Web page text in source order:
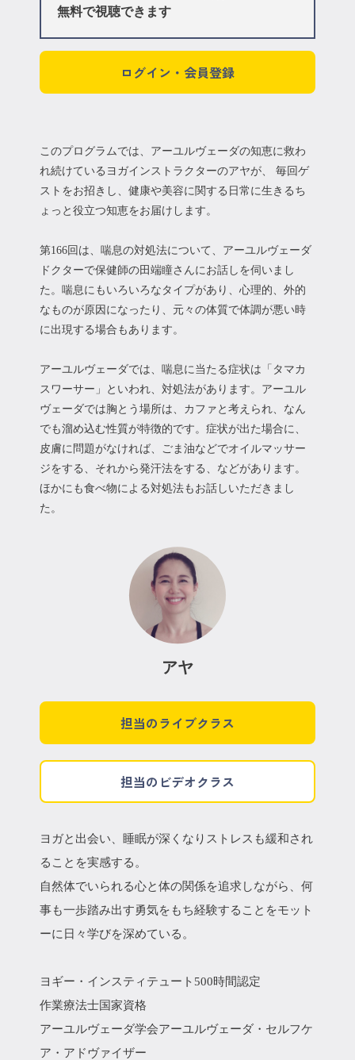
無料で視聴できます
ログイン・会員登録
このプログラムでは、アーユルヴェーダの知恵に救わ
れ続けているヨガインストラクターのアヤが、 毎回ゲ
ストをお招きし、健康や美容に関する日常に生きるち
ょっと役立つ知恵をお届けします。
第166回は、喘息の対処法について、アーユルヴェーダ
ドクターで保健師の田端瞳さんにお話しを伺いまし
た。喘息にもいろいろなタイプがあり、心理的、外的
なものが原因になったり、元々の体質で体調が悪い時
に出現する場合もあります。
アーユルヴェーダでは、喘息に当たる症状は「タマカ
スワーサー」といわれ、対処法があります。アーユル
ヴェーダでは胸とう場所は、カファと考えられ、なん
でも溜め込む性質が特徴的です。症状が出た場合に、
皮膚に問題がなければ、ごま油などでオイルマッサー
ジをする、それから発汗法をする、などがあります。
ほかにも食べ物による対処法もお話しいただきまし
た。
アヤ
担当のライブクラス
担当のビデオクラス
ヨガと出会い、睡眠が深くなりストレスも緩和され
ることを実感する。
自然体でいられる心と体の関係を追求しながら、何
事も一歩踏み出す勇気をもち経験することをモット
ーに日々学びを深めている。
ヨギー・インスティテュート500時間認定
作業療法士国家資格
アーユルヴェーダ学会アーユルヴェーダ・セルフケ
ア・アドヴァイザー